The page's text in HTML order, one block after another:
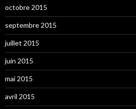
octobre 2015
septembre 2015
juillet 2015
juin 2015
mai 2015
avril 2015